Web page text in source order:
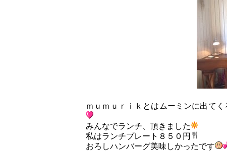
ｍｕｍｕｒｉｋとはムーミンに出て
みんなでランチ、頂きました
私はランチプレート８５０円
おろしハンバーグ美味しかったです